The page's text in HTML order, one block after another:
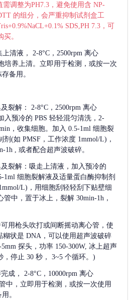
调整为PH7.3，避免使用含 NP-
的组分，会严重抑制试剂盒工
SDS,PH 7.3，可
。
清液，
2-8°C，2500rpm 离心
培养上清。立即用于检测，或按一次
备用。
裂解：
2-8°C，2500rpm 离心
入预冷的 PBS 轻轻混匀清洗，2-
，收集细胞。加入 0.5-1ml 细胞裂
(如 PMSF，工作浓度 1mmol/L)，
1h , 或者配合超声波破碎。
裂解：吸走上清液，加入预冷的
1ml 细胞裂解液及适量蛋白酶抑制剂
L)，用细胞刮轻轻刮下贴壁细
中，置于冰上，裂解 30min-1h，
用枪头吹打或间断摇动离心管，使
糊状是 DNA，可以使用超声波破碎
探头，功率 150-300W, 冰上超声
，停止 30 秒， 3~5 个循环。)
成，
2-8°C，10000rpm 离心
中，立即用于检测，或按一次使用
。